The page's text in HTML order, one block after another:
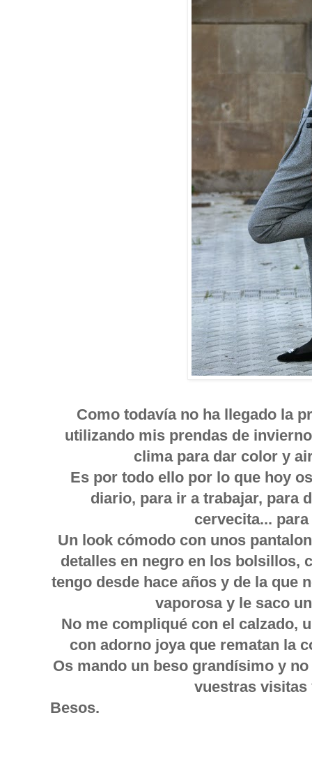
Como todavía no ha llegado la
utilizando mis prendas de
clima para dar color y
Es por todo ello por lo que hoy
diario, para ir a trabajar, para
cervecita...
Un look cómodo con unos
detalles en negro en los bolsillos,
tengo desde hace años y de la que
vaporosa y le saco
No me compliqué con el calzado,
con adorno joya que rematan la
Os mando un beso grandísimo y
vuestras
Besos.